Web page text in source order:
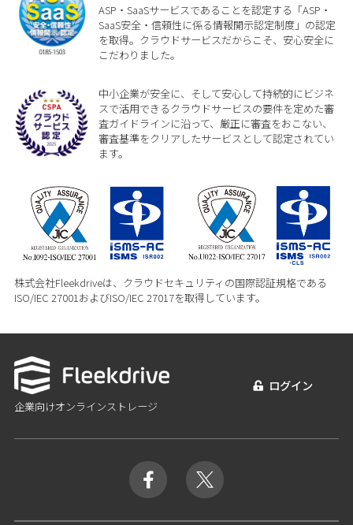
ASP・SaaSサービスであることを認定する「ASP・
SaaS安全・信頼性に係る情報開示認定制度」の認定
を取得。クラウドサービスだからこそ、安心安全に
こだわりました。
中小企業が安全に、そして安心して持続的にビジネ
スで活用できるクラウドサービスの要件を定めた審
査ガイドラインに沿って、厳正に審査をおこない、
審査基準をクリアしたサービスとして認定されてい
ます。
株式会社Fleekdriveは、クラウドセキュリティの国際認証規格である
ISO/IEC 27001およびISO/IEC 27017を取得しています。
企業向けオンラインストレージ
ログイン